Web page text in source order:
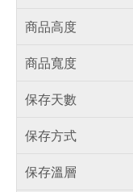
商品高度
商品寬度
保存天數
保存方式
保存溫層